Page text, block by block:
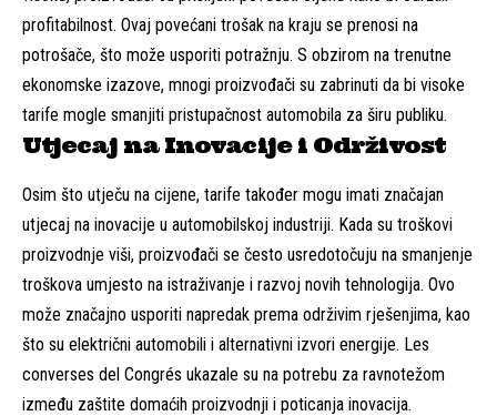
profitabilnost. Ovaj povećani trošak na kraju se prenosi na
potrošače, što može usporiti potražnju. S obzirom na trenutne
ekonomske izazove, mnogi proizvođači su zabrinuti da bi visoke
tarife mogle smanjiti pristupačnost automobila za širu publiku.
Utjecaj na Inovacije i Održivost
Osim što utječu na cijene, tarife također mogu imati značajan
utjecaj na inovacije u automobilskoj industriji. Kada su troškovi
proizvodnje viši, proizvođači se često usredotočuju na smanjenje
troškova umjesto na istraživanje i razvoj novih tehnologija. Ovo
može značajno usporiti napredak prema održivim rješenjima, kao
što su električni automobili i alternativni izvori energije. Les
converses del Congrés ukazale su na potrebu za ravnotežom
između zaštite domaćih proizvodnji i poticanja inovacija.